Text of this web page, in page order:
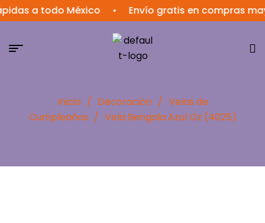
a todo México Envío gratis en compras
Inicio / Decoración / Velas de
Cumpleaños / Vela Bengala Azul Oz (4025)